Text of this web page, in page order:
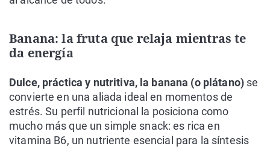
Banana: la fruta que relaja mientras te
da energía
Dulce, práctica y nutritiva, la banana (o plátano) se
convierte en una aliada ideal en momentos de
estrés. Su perfil nutricional la posiciona como
mucho más que un simple snack: es rica en
vitamina B6, un nutriente esencial para la síntesis